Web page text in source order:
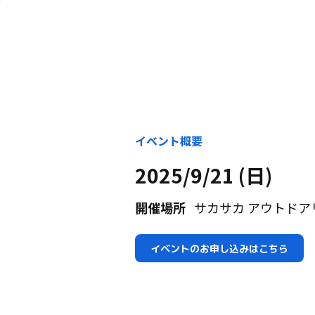
イベント概要
2025/9/21 (日)
開催場所 サカサカ アウトド
イベントのお申し込みはこちら